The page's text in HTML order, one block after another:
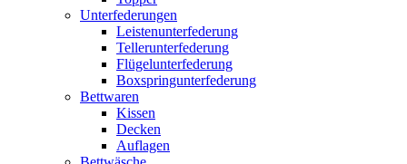
Unterfederungen
Leistenunterfederung
Tellerunterfederung
Flügelunterfederung
Boxspringunterfederung
Bettwaren
Kissen
Decken
Auflagen